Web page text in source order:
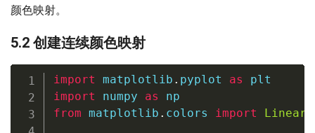
颜色映射。
5.2 创建连续颜色映射
import matplotlib . pyplot as
import numpy as
from matplotlib . colors import